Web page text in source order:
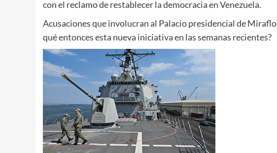
con el reclamo de restablecer la democracia en Venezuela.
Acusaciones que involucran al Palacio presidencial de
qué entonces esta nueva iniciativa en las semanas recientes?